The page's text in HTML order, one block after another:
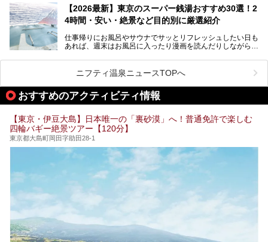
を旅の目的とする「サ旅」や自分へのご褒美のための宿泊な
ど、自分の好きなタイミングで好きなだけサ活ができるのが
魅力です。
最近では、男性専用施設だけでなく、カップルや女性に嬉し
い個室サウナも増えてきました。
ら、特におすすめしたい施設14選をご紹介します。
してみてください。
【2026最新】東京のスーパー銭湯おすすめ30選！2
4時間・安い・絶景など目的別に厳選紹介
仕事帰りにお風呂やサウナでサッとリフレッシュしたい日も
あれば、週末はお風呂に入ったり漫画を読んだりしながら一
また、終電を逃してしまい、「このまま朝までゆっくりでき
る場所があれば」と探した経験がある人も多いのではないで
しょうか。
そこで本記事では、東京でおすすめのスーパー銭湯を、目的
24時間営業で宿泊できる施設や、1,000円以下で楽しめる安
い施設、デートや休日レジャーにもぴったりなエンタメ要素
が充実した施設など、利用のシーンに合わせて参考にしてく
ださい。
ニフティ温泉ニュースTOPへ
おすすめのアクティビティ情報
【東京・伊豆大島】日本唯一の「裏砂漠」へ！普通免許で楽しむ
四輪バギー絶景ツアー【120分】
東京都大島町岡田字助田28-1